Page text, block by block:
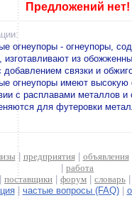
Предложений нет!
огнеупоры - огнеупоры,
изготавливают из
добавлением связки и
огнеупоры имеют высокую
с расплавами металлов и
для футеровки
| предприятия| объявления|
работа
поставщики форум словарь
| частые вопросы (FAQ)|